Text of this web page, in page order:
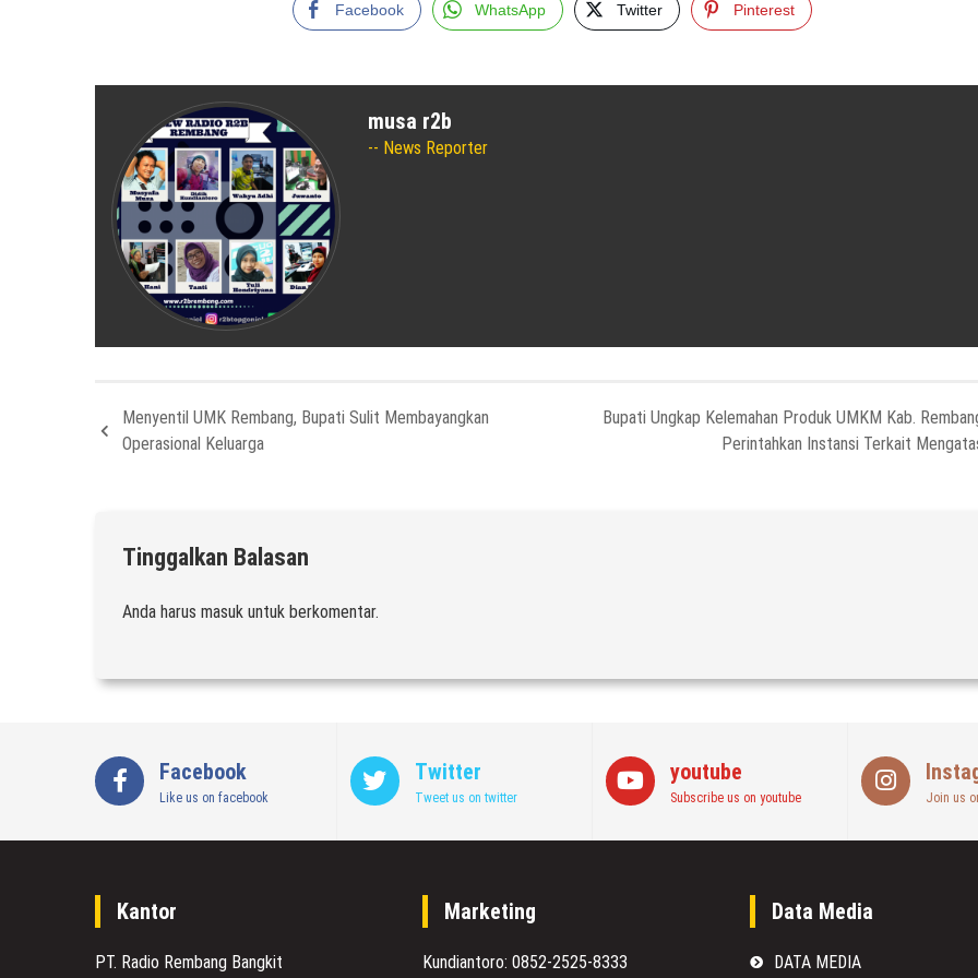
Facebook WhatsApp Twitter Pinterest
musa r2b
News Reporter
Menyentil UMK Rembang, Bupati Sulit Membayangkan
Operasional Keluarga
Bupati Ungkap Kelemahan Produk UMKM Kab.
Perintahkan Instansi Terkait
Tinggalkan Balasan
Anda harus masuk untuk berkomentar.
Facebook
Like us on facebook
Twitter
Tweet us on twitter
youtube
Subscribe us on youtube Join us
Kantor
PT. Radio Rembang Bangkit
Marketing
Kundiantoro: 0852-2525-8333
Data Media
DATA MEDIA